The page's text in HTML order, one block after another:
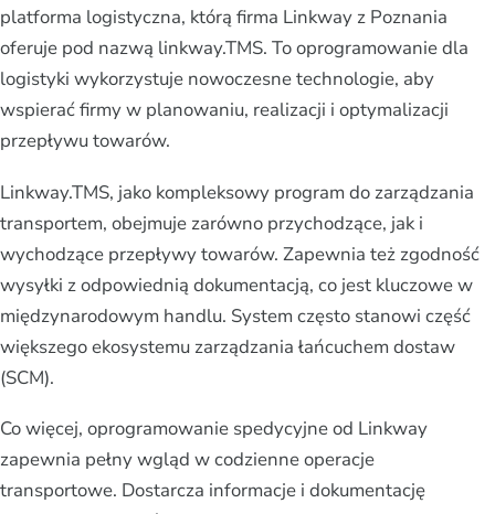
platforma logistyczna, którą firma Linkway z Poznania
oferuje pod nazwą linkway.TMS. To oprogramowanie dla
logistyki wykorzystuje nowoczesne technologie, aby
wspierać firmy w planowaniu, realizacji i optymalizacji
przepływu towarów.
Linkway.TMS, jako kompleksowy program do zarządzania
transportem, obejmuje zarówno przychodzące, jak i
wychodzące przepływy towarów. Zapewnia też zgodność
wysyłki z odpowiednią dokumentacją, co jest kluczowe w
międzynarodowym handlu. System często stanowi część
większego ekosystemu zarządzania łańcuchem dostaw
(SCM).
Co więcej, oprogramowanie spedycyjne od Linkway
zapewnia pełny wgląd w codzienne operacje
transportowe. Dostarcza informacje i dokumentację